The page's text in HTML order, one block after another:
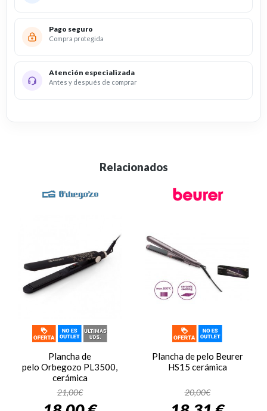
Pago seguro
Compra protegida
Atención especializada
Antes y después de comprar
Relacionados
Plancha de
pelo Orbegozo PL3500,
cerámica
21,00€
Plancha de pelo Beurer
HS15 cerámica
20,00€